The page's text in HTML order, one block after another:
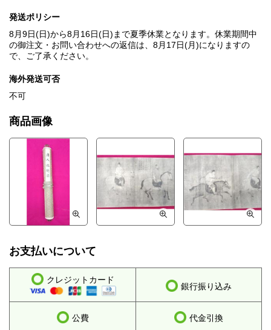
発送ポリシー
8月9日(日)から8月16日(日)まで夏季休業となります。休業期間中
の御注文・お問い合わせへの返信は、8月17日(月)になりますの
で、ご了承ください。
海外発送可否
不可
商品画像
お支払いについて
クレジットカード
銀行振り込み
公費 代金引換